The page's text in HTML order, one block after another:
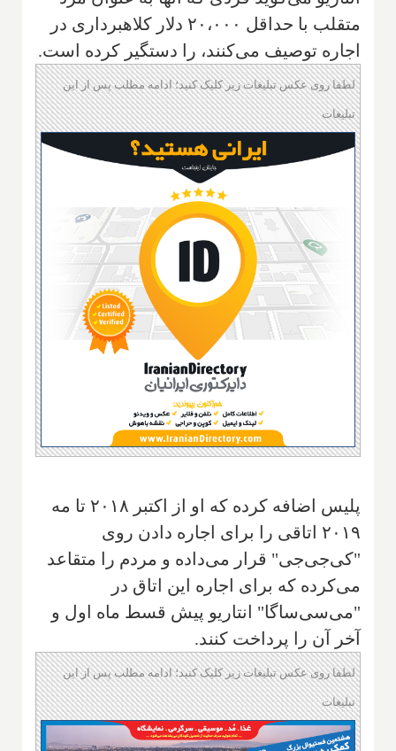
متقلب با حداقل ۲۰،۰۰۰ دلار کلاهبرداری در
اجاره توصیف می‌کنند، را دستگیر کرده‌ است.
لطفا روی عکس تبلیغات زیر کلیک کنید؛ ادامه مطلب پس از این
تبلیغات
پلیس اضافه کرده که او از اکتبر ۲۰۱۸ تا مه
۲۰۱۹ اتاقی را برای اجاره دادن روی
"کی‌جی‌جی" قرار می‌داده و مردم را متقاعد
می‌کرده که برای اجاره این اتاق در
"می‌سی‌ساگا" انتاریو پیش قسط ماه اول و
آخر آن را پرداخت کنند.
لطفا روی عکس تبلیغات زیر کلیک کنید؛ ادامه مطلب پس از این
تبلیغات